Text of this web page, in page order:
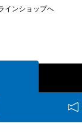
インショップへ